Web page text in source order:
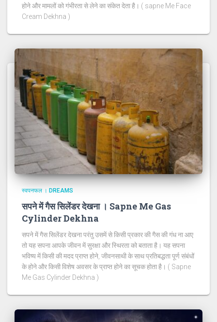
होने और मामलों को गंभीरता से लेने का संकेत देता है। ( sapne Me Face
Cream Dekhna )
स्वपनफल । DREAMS
सपने में गैस सिलेंडर देखना । Sapne Me Gas
Cylinder Dekhna
सपने में गैस सिलेंडर देखना परंतु उसमें से किसी प्रकार की गैस की गंध ना आए
तो यह सपना आपके जीवन में सुरक्षा और स्थिरता को बताता है। यह सपना
भविष्य में किसी की मदद प्राप्त होने, जीवनसाथी के साथ प्रतिबद्धता पूर्ण संबंधों
के होने और किसी विशेष अवसर के प्राप्त होने का सूचक होता है। ( Sapne
Me Gas Cylinder Dekhna )